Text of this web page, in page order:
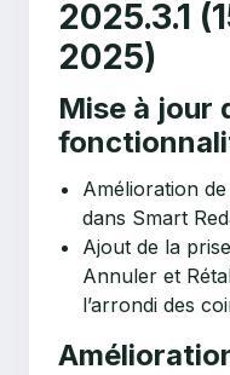
2025.3.1
2025)
Mise à jour
Amélioration de
dans Smart
Ajout de la
Annuler et
l’arrondi des